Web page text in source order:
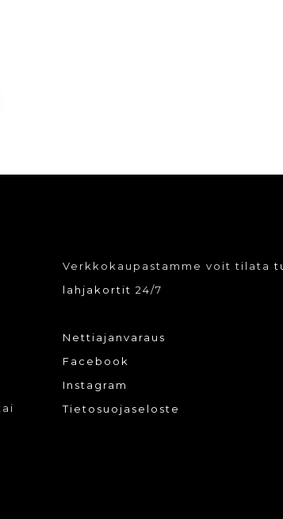
Verkkokaupastamme voit tilata
lahjakortit 24/7
Nettiajanvaraus
Facebook
Instagram
Tietosuojaseloste